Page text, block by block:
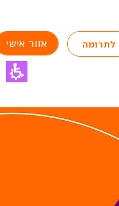
אזור אישי לתרומה